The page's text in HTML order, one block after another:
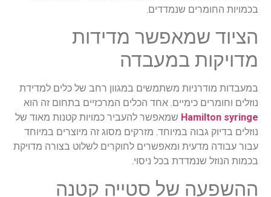
בכמויות החומרים שנמדדים.
הציוד שמאפשר מדידות
מדויקות במעבדה
במעבדות מודרניות משתמשים במגוון רחב של כלים למדידת
נוזלים וחומרים כימיים. אחד הכלים המרכזיים בתחום זה הוא
Hamilton syringe שמאפשר להעביר כמויות קטנות מאוד של
נוזלים בדיוק גבוה במיוחד. מזרקים מסוג זה מיוצרים במיוחד
עבור עבודה מדעית ומאפשרים לחוקרים לשלוט בצורה מדויקת
בכמות הנוזל שנמדדת בכל ניסוי.
ההשפעה של סטייה קטנה